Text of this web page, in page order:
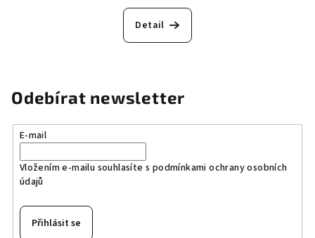
Detail
Odebírat newsletter
E-mail
Vložením e-mailu souhlasíte s podmínkami ochrany osobních
údajů
Přihlásit se